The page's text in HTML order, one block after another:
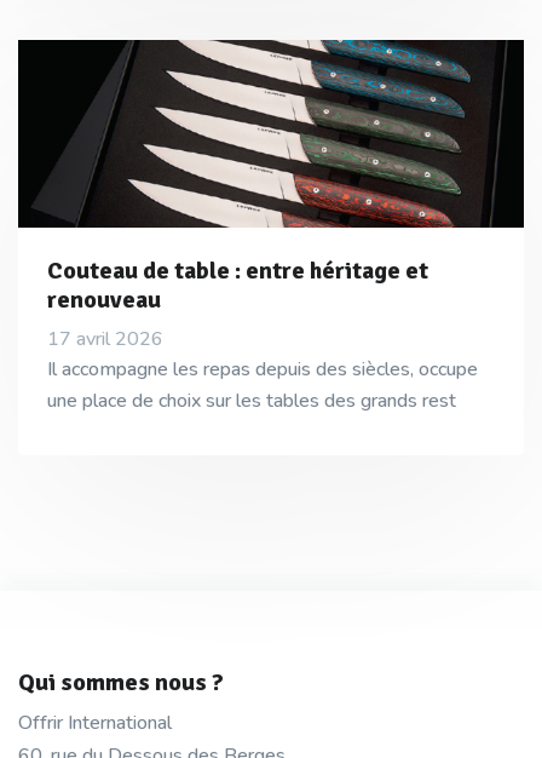
Couteau de table : entre héritage et
renouveau
17 avril 2026
Il accompagne les repas depuis des siècles, occupe
une place de choix sur les tables des grands rest
Qui sommes nous ?
Offrir International